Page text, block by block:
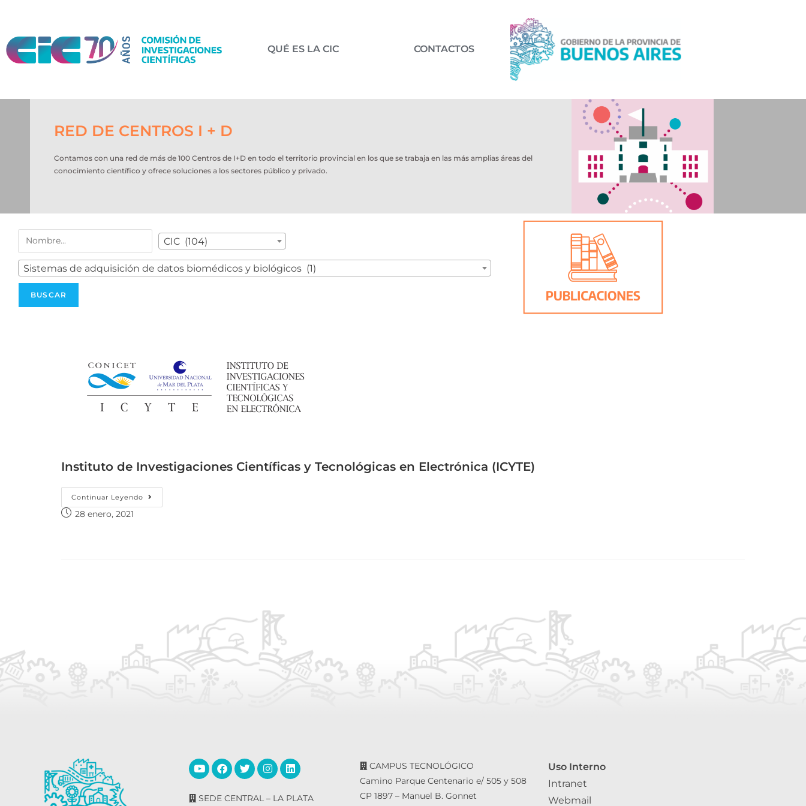
QUÉ ES LA CIC CONTACTOS
RED DE CENTROS I + D
Contamos con una red de más de 100 Centros de I+D en todo el territorio provincial en los que se trabaja en las más amplias áreas del
conocimiento científico y ofrece soluciones a los sectores público y privado.
CIC (104)
Sistemas de adquisición de datos biomédicos y biológicos (1)
Instituto de Investigaciones Científicas y Tecnológicas en Electrónica (ICYTE)
Continuar Leyendo
28 enero, 2021
SEDE CENTRAL – LA PLATA
CAMPUS TECNOLÓGICO
Camino Parque Centenario e/ 505 y 508
CP 1897 – Manuel B. Gonnet
Uso Interno
Intranet
Webmail